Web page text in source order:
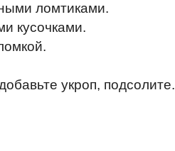
ломтиками.
кусочками.
укроп, подсолите.